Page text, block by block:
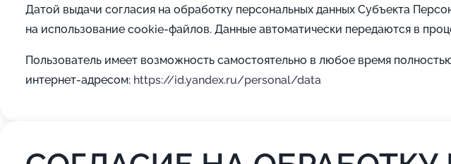
Датой выдачи согласия на обработку персональных данных Субъекта
на использование cookie-файлов. Данные автоматически передаются в
Пользователь имеет возможность самостоятельно в любое время
интернет-адресом: https://id.yandex.ru/personal/data